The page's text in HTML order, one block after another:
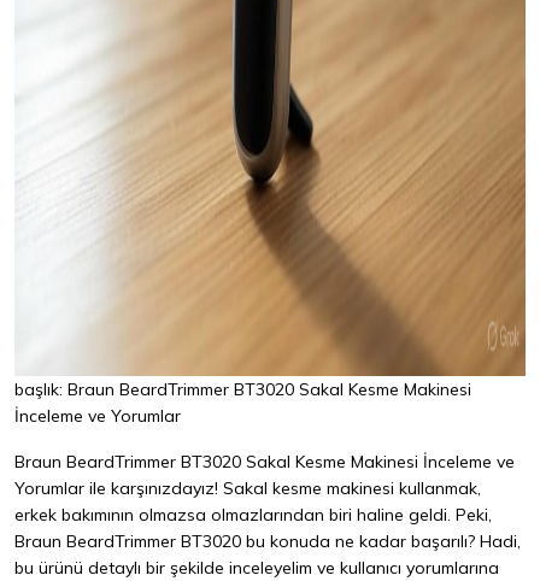
başlık: Braun BeardTrimmer BT3020 Sakal Kesme Makinesi
İnceleme ve Yorumlar
Braun BeardTrimmer BT3020 Sakal Kesme Makinesi İnceleme ve
Yorumlar ile karşınızdayız! Sakal kesme makinesi kullanmak,
erkek bakımının olmazsa olmazlarından biri haline geldi. Peki,
Braun BeardTrimmer BT3020 bu konuda ne kadar başarılı? Hadi,
bu ürünü detaylı bir şekilde inceleyelim ve kullanıcı yorumlarına